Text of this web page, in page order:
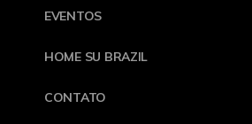
EVENTOS
HOME SU BRAZIL
CONTATO